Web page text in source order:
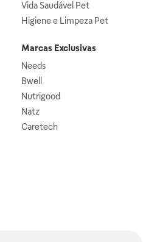
Vida Saudável Pet
Higiene e Limpeza Pet
Marcas Exclusivas
Needs
Bwell
Nutrigood
Natz
Caretech